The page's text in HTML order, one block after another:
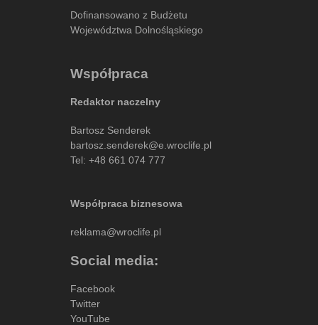
Dofinansowano z Budżetu
Województwa Dolnośląskiego
Współpraca
Redaktor naczelny
Bartosz Senderek
bartosz.senderek@e.wroclife.pl
Tel: +48 661 074 777
Współpraca biznesowa
reklama@wroclife.pl
Social media:
Facebook
Twitter
YouTube